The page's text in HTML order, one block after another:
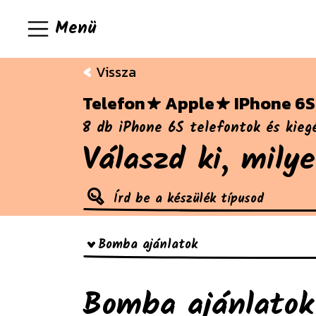
Menü
Vissza
Telefon Apple IPhone 6S
8 db iPhone 6S telefontok és
Válaszd ki,
Bomba ajánlatok
Bomba ajánlatok